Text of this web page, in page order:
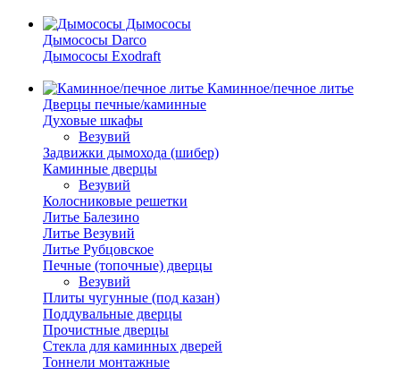
Дымососы
Дымососы Darco
Дымососы Exodraft
Каминное/печное литье
Дверцы печные/каминные
Духовые шкафы
Везувий
Задвижки дымохода (шибер)
Каминные дверцы
Везувий
Колосниковые решетки
Литье Балезино
Литье Везувий
Литье Рубцовское
Печные (топочные) дверцы
Везувий
Плиты чугунные (под казан)
Поддувальные дверцы
Прочистные дверцы
Стекла для каминных дверей
Тоннели монтажные